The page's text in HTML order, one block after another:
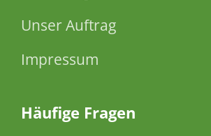
Unser Auftrag
Impressum
Häufige Fragen